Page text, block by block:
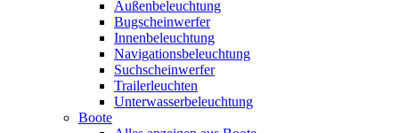
Außenbeleuchtung
Bugscheinwerfer
Innenbeleuchtung
Navigationsbeleuchtung
Suchscheinwerfer
Trailerleuchten
Unterwasserbeleuchtung
Boote